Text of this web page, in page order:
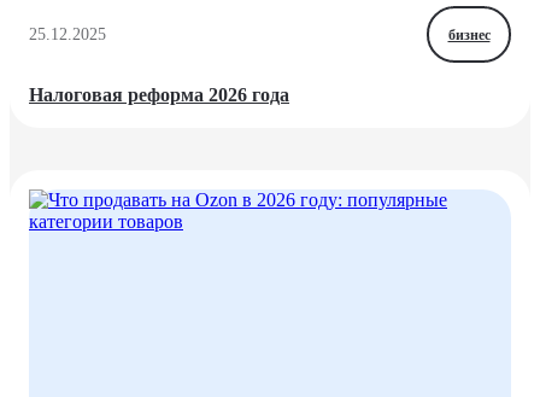
25.12.2025 бизнес
Налоговая реформа 2026 года